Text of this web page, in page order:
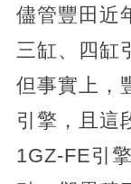
儘管豐田近
三缸、四缸
但事實上，
引擎，且這
1GZ-FE引